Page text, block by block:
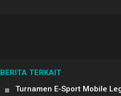
BERITA TERKAIT
Turnamen E-Sport Mobile